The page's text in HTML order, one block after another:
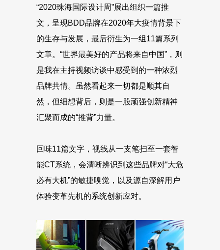
“2020珠海国际设计周”展出组织一篇推
文，呈现BDD品牌在2020年大疫情背景下
的生存与发展，最后衍生为一组11篇系列
文章。“世界最美好的产品将来自中国”，则
是我在主持视频访谈中感受到的一种浓烈
品牌共情。虽然看起来一切都是顺其自
然，但细想背后，则是一股顽强创新精神
汇聚而成的“推背”力量。
回味11篇文字，视线从一支笔扫至一套智
能CT系统，会清晰辨识到这些品牌对“大危
必有大机”的敏捷嗅觉，以及源自深解用户
体验变革先机的系统创新应对。